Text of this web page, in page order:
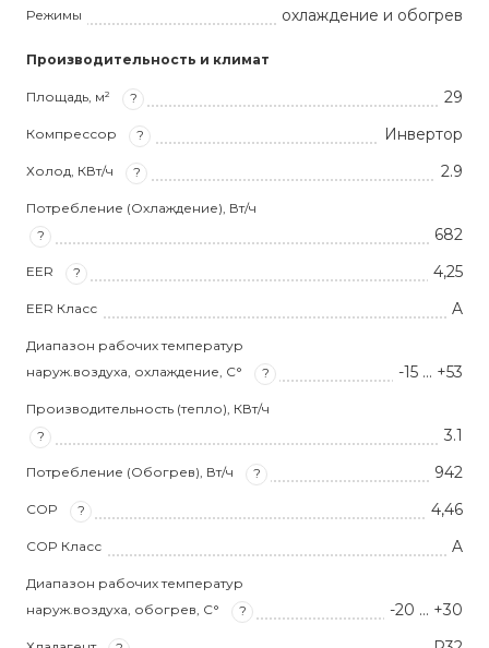
Режимы охлаждение и обогрев
Производительность и климат
Площадь, м² ? 29
Компрессор ? Инвертор
Холод, КВт/ч ? 2.9
Потребление (Охлаждение), Вт/ч
?
682
EER ? 4,25
EER Класс A
Диапазон рабочих температур
наруж.воздуха, охлаждение, С°
? -15 … +53
Производительность (тепло), КВт/ч
?
3.1
Потребление (Обогрев), Вт/ч ? 942
COP ? 4,46
COP Класс A
Диапазон рабочих температур
наруж.воздуха, обогрев, С°
? -20 … +30